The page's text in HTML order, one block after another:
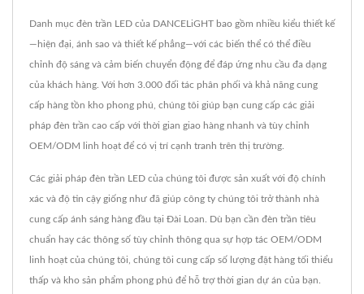
Danh mục đèn trần LED của DANCELiGHT bao gồm nhiều kiểu thiết kế
—hiện đại, ánh sao và thiết kế phẳng—với các biến thể có thể điều
chỉnh độ sáng và cảm biến chuyển động để đáp ứng nhu cầu đa dạng
của khách hàng. Với hơn 3.000 đối tác phân phối và khả năng cung
cấp hàng tồn kho phong phú, chúng tôi giúp bạn cung cấp các giải
pháp đèn trần cao cấp với thời gian giao hàng nhanh và tùy chỉnh
OEM/ODM linh hoạt để có vị trí cạnh tranh trên thị trường.
Các giải pháp đèn trần LED của chúng tôi được sản xuất với độ chính
xác và độ tin cậy giống như đã giúp công ty chúng tôi trở thành nhà
cung cấp ánh sáng hàng đầu tại Đài Loan. Dù bạn cần đèn trần tiêu
chuẩn hay các thông số tùy chỉnh thông qua sự hợp tác OEM/ODM
linh hoạt của chúng tôi, chúng tôi cung cấp số lượng đặt hàng tối thiểu
thấp và kho sản phẩm phong phú để hỗ trợ thời gian dự án của bạn.